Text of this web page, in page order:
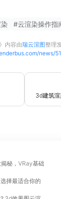
#云渲染操作指
》内容由瑞云渲图整理
news/
3d建筑
秘，VRay基础
择最适合你的